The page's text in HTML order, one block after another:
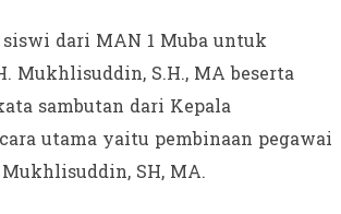
dari MAN 1 Muba untuk
Mukhlisuddin, S.H., MA beserta
sambutan dari Kepala
utama yaitu pembinaan pegawai
SH, MA.